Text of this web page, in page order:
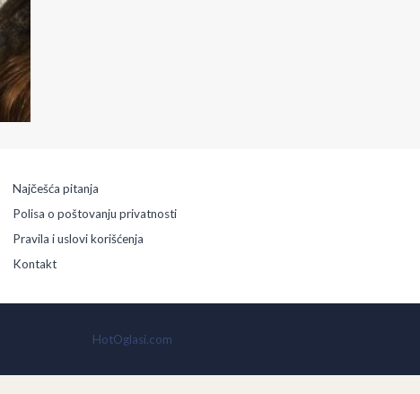
Najčešća pitanja
Polisa o poštovanju privatnosti
Pravila i uslovi korišćenja
Kontakt
HotOglasi.com